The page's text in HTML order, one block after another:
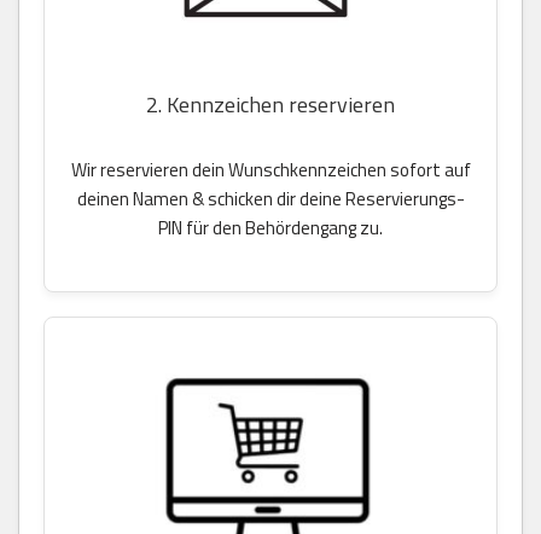
2. Kennzeichen reservieren
Wir reservieren dein Wunschkennzeichen sofort auf
deinen Namen & schicken dir deine Reservierungs-
PIN für den Behördengang zu.